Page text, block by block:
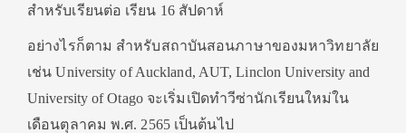
สำหรับเรียนต่อ เรียน 16 สัปดาห์
อย่างไรก็ตาม สำหรับสถาบันสอนภาษาของมหาวิทยาลัย
เช่น University of Auckland, AUT, Linclon University and
University of Otago จะเริ่มเปิดทำวีซ่านักเรียนใหม่ใน
เดือนตุลาคม พ.ศ. 2565 เป็นต้นไป